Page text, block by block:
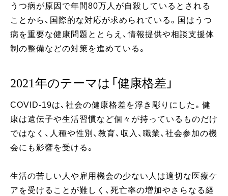
うつ病が原因で年間80万人が自殺しているとされる
ことから、国際的な対応が求められている。国はうつ
病を重要な健康問題ととらえ、情報提供や相談支援体
制の整備などの対策を進めている。
2021年のテーマは「健康格差」
COVID-19は、社会の健康格差を浮き彫りにした。健
康は遺伝子や生活習慣など個々が持っているものだけ
ではなく、人種や性別、教育、収入、職業、社会参加の機
会にも影響を受ける。
生活の苦しい人や雇用機会の少ない人は適切な医療ケ
アを受けることが難しく、死亡率の増加やさらなる経